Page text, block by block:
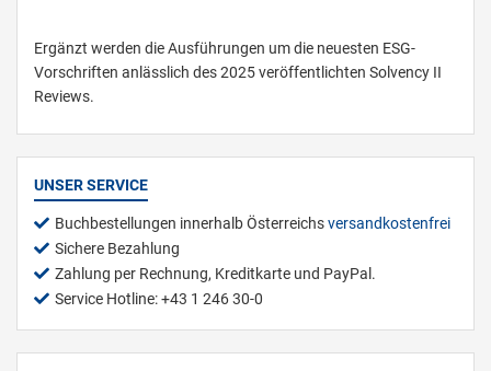
Ergänzt werden die Ausführungen um die neuesten ESG-
Vorschriften anlässlich des 2025 veröffentlichten Solvency II
Reviews.
UNSER SERVICE
Buchbestellungen innerhalb Österreichsversandkostenfrei
Sichere Bezahlung
Zahlung per Rechnung, Kreditkarte und PayPal.
Service Hotline: +43 1 246 30-0